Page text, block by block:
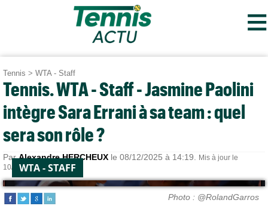
≡
Tennis > WTA - Staff
Tennis. WTA - Staff - Jasmine Paolini
intègre Sara Errani à sa team : quel
sera son rôle ?
ParAlexandre HERCHEUX le 08/12/2025 à 14:19.
Mis à jour le
10/12/2025 à 07:16.
WTA - STAFF
Photo : @RolandGarros